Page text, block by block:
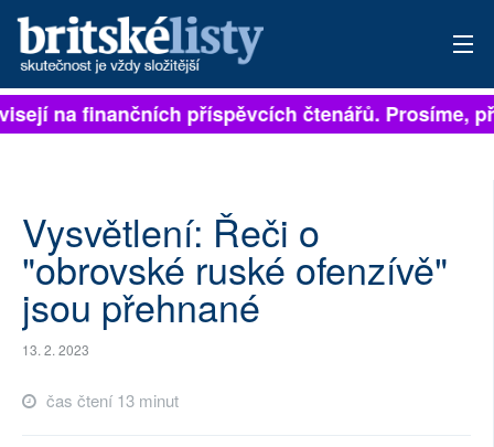
PŘIHLÁSIT
ARCHIV
ROZHOVORY
TÉMATA
na finančních příspěvcích čtenářů. Prosíme,
Vysvětlení: Řeči o
"obrovské ruské ofenzívě"
jsou přehnané
13. 2. 2023
čas čtení 13 minut